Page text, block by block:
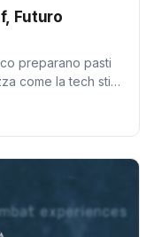
Futuro
preparano pasti
come la tech stia